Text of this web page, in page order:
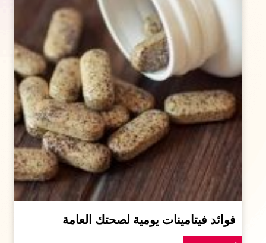
فوائد فيتامينات يومية لصحتك العامة